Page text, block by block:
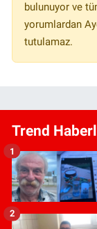
bulunuyor ve
yorumlardan
tutulamaz.
Trend
1
2